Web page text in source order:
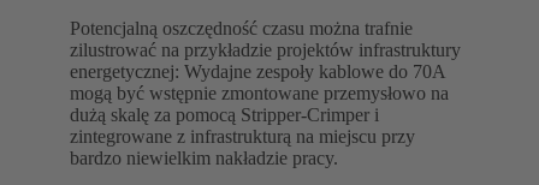
Potencjalną oszczędność czasu można trafnie
zilustrować na przykładzie projektów infrastruktury
energetycznej: Wydajne zespoły kablowe do 70A
mogą być wstępnie zmontowane przemysłowo na
dużą skalę za pomocą Stripper-Crimper i
zintegrowane z infrastrukturą na miejscu przy
bardzo niewielkim nakładzie pracy.